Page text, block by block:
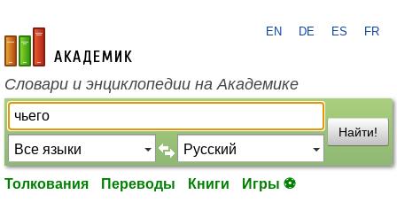
academic.ru
EN DE ES FR
Словари и энциклопедии на Академике
Найти!
Толкования Переводы Книги Игры ⚽